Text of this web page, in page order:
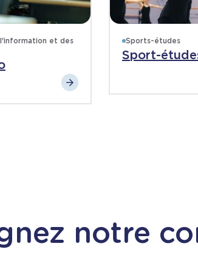
et des
Sports-études
Sport-
notre